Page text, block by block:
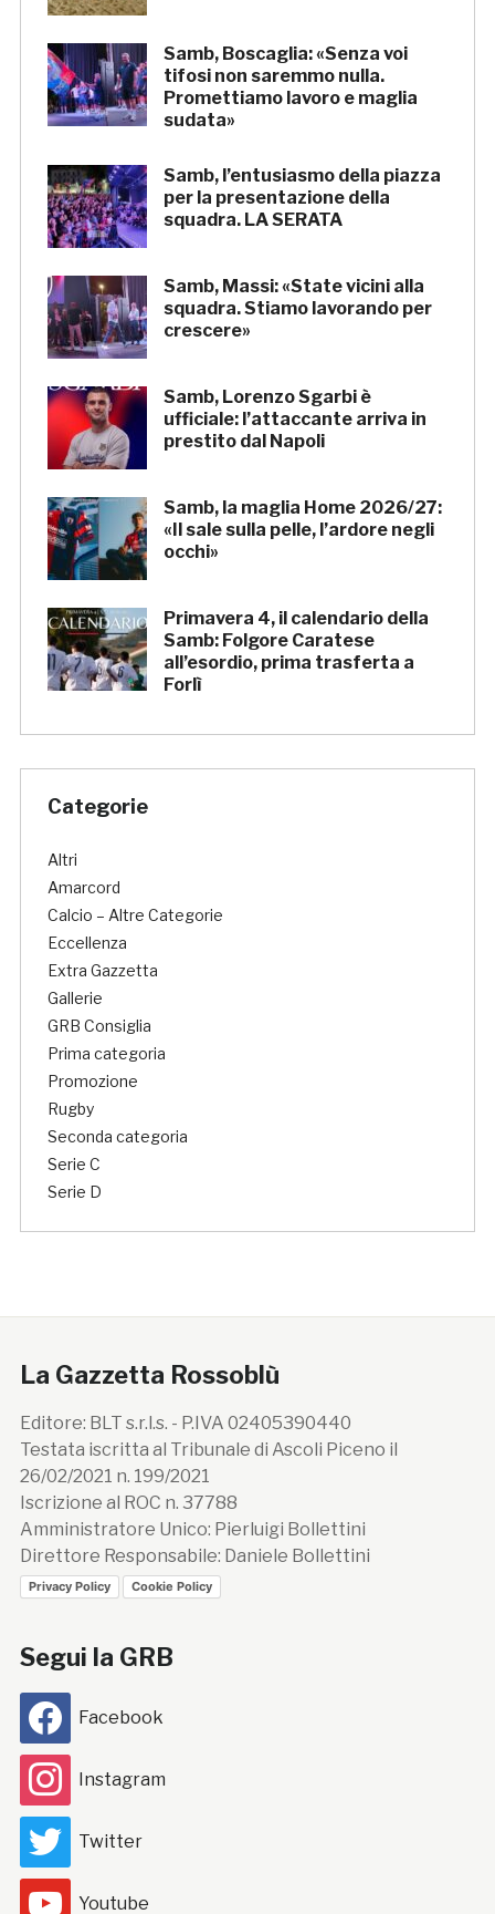
Samb, Boscaglia: «Senza voi
tifosi non saremmo nulla.
Promettiamo lavoro e maglia
sudata»
Samb, l’entusiasmo della piazza
per la presentazione della
squadra. LA SERATA
Samb, Massi: «State vicini alla
squadra. Stiamo lavorando per
crescere»
Samb, Lorenzo Sgarbi è
ufficiale: l’attaccante arriva in
prestito dal Napoli
Samb, la maglia Home 2026/27:
«Il sale sulla pelle, l’ardore negli
occhi»
Primavera 4, il calendario della
Samb: Folgore Caratese
all’esordio, prima trasferta a
Forlì
Categorie
Altri
Amarcord
Calcio – Altre Categorie
Eccellenza
Extra Gazzetta
Gallerie
GRB Consiglia
Prima categoria
Promozione
Rugby
Seconda categoria
Serie C
Serie D
La Gazzetta Rossoblù
Editore: BLT s.r.l.s. - P.IVA 02405390440
Testata iscritta al Tribunale di Ascoli Piceno il
26/02/2021 n. 199/2021
Iscrizione al ROC n. 37788
Amministratore Unico: Pierluigi Bollettini
Direttore Responsabile: Daniele Bollettini
Privacy Policy Cookie Policy
Segui la GRB
Facebook
Instagram
Twitter
Youtube